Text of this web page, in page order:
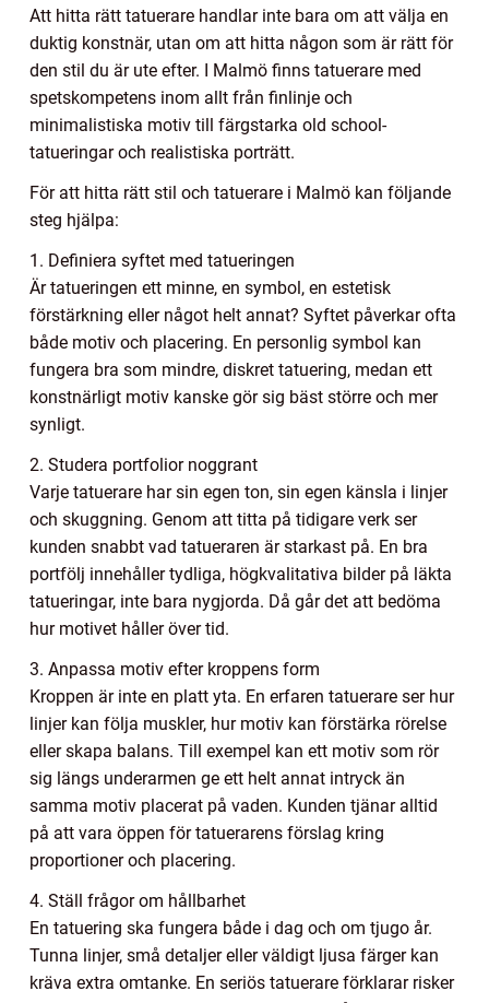
Att hitta rätt tatuerare handlar inte bara om att välja en
duktig konstnär, utan om att hitta någon som är rätt för
den stil du är ute efter. I Malmö finns tatuerare med
spetskompetens inom allt från finlinje och
minimalistiska motiv till färgstarka old school-
tatueringar och realistiska porträtt.
För att hitta rätt stil och tatuerare i Malmö kan följande
steg hjälpa:
1. Definiera syftet med tatueringen
Är tatueringen ett minne, en symbol, en estetisk
förstärkning eller något helt annat? Syftet påverkar ofta
både motiv och placering. En personlig symbol kan
fungera bra som mindre, diskret tatuering, medan ett
konstnärligt motiv kanske gör sig bäst större och mer
synligt.
2. Studera portfolior noggrant
Varje tatuerare har sin egen ton, sin egen känsla i linjer
och skuggning. Genom att titta på tidigare verk ser
kunden snabbt vad tatueraren är starkast på. En bra
portfölj innehåller tydliga, högkvalitativa bilder på läkta
tatueringar, inte bara nygjorda. Då går det att bedöma
hur motivet håller över tid.
3. Anpassa motiv efter kroppens form
Kroppen är inte en platt yta. En erfaren tatuerare ser hur
linjer kan följa muskler, hur motiv kan förstärka rörelse
eller skapa balans. Till exempel kan ett motiv som rör
sig längs underarmen ge ett helt annat intryck än
samma motiv placerat på vaden. Kunden tjänar alltid
på att vara öppen för tatuerarens förslag kring
proportioner och placering.
4. Ställ frågor om hållbarhet
En tatuering ska fungera både i dag och om tjugo år.
Tunna linjer, små detaljer eller väldigt ljusa färger kan
kräva extra omtanke. En seriös tatuerare förklarar risker